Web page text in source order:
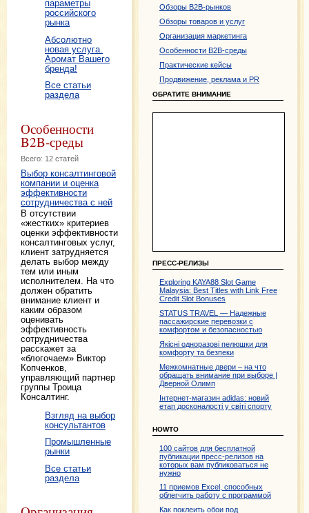
параметры
российского
рынка
Абсолютно
новая услуга.
Аромат Вашего
бренда!
Все статьи
раздела
Особенности
B2B-среды
Всего: 12 статей
Выбор консалтинговой
компании и оценка
эффективности
сотрудничества с ней
В отсутствии
«жестких» критериев
оценки эффективности
консалтинговых услуг,
клиент затрудняется
делать выбор между
тем или иным
исполнителем. На что
должен обратить
внимание клиент и
каким образом
оценивать
эффективность
сотрудничества
расскажет за
«блогочаем» Виктор
Копченков,
управляющий партнер
группы Троица
Консалтинг.
Взгляд на выбор
консультантов
Промышленные
рынки
Все статьи
раздела
Обзоры B2B-рынков
Обзоры товаров и услуг
Организация маркетинга
Особенности B2B-среды
Практические кейсы
Продвижение, реклама и PR
ОБРАТИТЕ ВНИМАНИЕ
ПРЕСС-РЕЛИЗЫ
Exploring KAYA88 Slot Game
Malaysia: Best Titles with Link Free
Credit Slot Bonuses
STATUS TRAVEL — Надежные
пассажирские перевозки с
комфортом и безопасностью
Якісні одноразові пелюшки для
комфорту та безпеки
Межкомнатные двери – на что
обращать внимание при выборе |
Дверной Олимп
Інтернет-магазин adidas: новий
етап досконалості у світі спорту
HOWTO
100 сайтов для бесплатной
публикации пресс-релизов на
которых вам публиковаться не
нужно
11 приемов Excel, способных
облегчить работу с программой
Как поклеить обои под